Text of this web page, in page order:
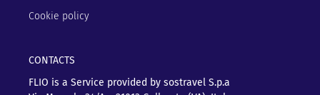
Cookie policy
CONTACTS
FLIO is a Service provided by sostravel S.p.a